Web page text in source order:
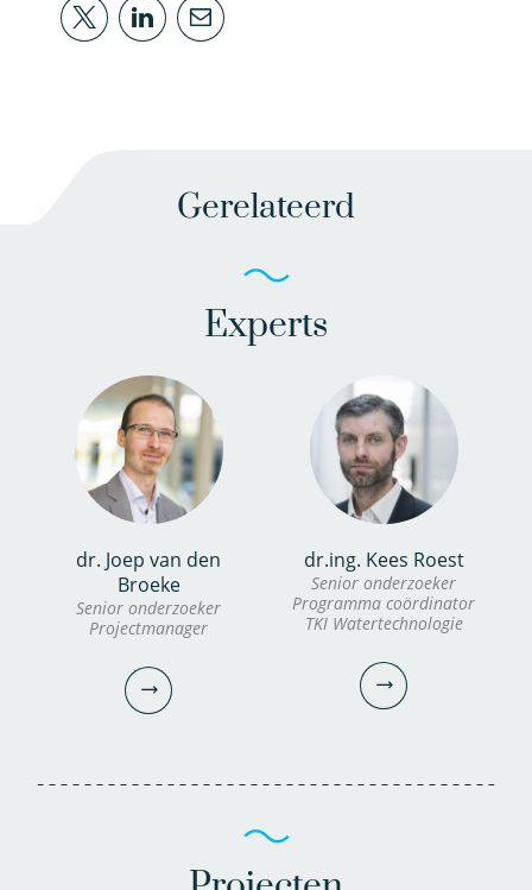
Gerelateerd
Experts
dr. Joep van den
Broeke
Senior onderzoeker
Projectmanager
dr.ing. Kees Roest
Senior onderzoeker
Programma coördinator
TKI Watertechnologie